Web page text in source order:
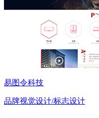
易图令科技
品牌视觉设计/标志设计